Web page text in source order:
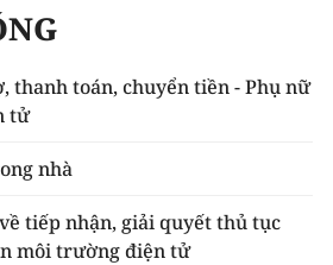
thanh toán, chuyển tiền - Phụ nữ
tử
nhà
tiếp nhận, giải quyết thủ tục
môi trường điện tử